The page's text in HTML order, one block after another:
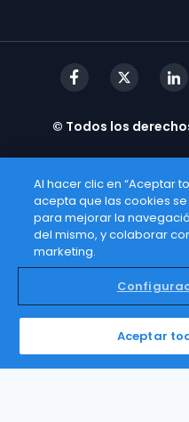
© Todos los
Al hacer clic en “Aceptar
acepta que las cookies
para mejorar la
del mismo, y colaborar
marketing.
Aceptar